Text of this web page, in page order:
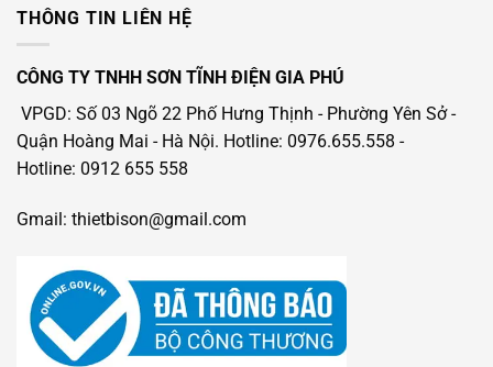
THÔNG TIN LIÊN HỆ
CÔNG TY TNHH SƠN TĨNH ĐIỆN GIA PHÚ
VPGD: Số 03 Ngõ 22 Phố Hưng Thịnh - Phường Yên Sở -
Quận Hoàng Mai - Hà Nội. Hotline: 0976.655.558 -
Hotline: 0912 655 558
Gmail: thietbison@gmail.com